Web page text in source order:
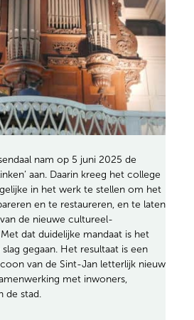
nam op 5 juni 2025 de
aan. Daarin kreeg het college
in het werk te stellen om het
en te restaureren, en te laten
de nieuwe cultureel-
dat duidelijke mandaat is het
gegaan. Het resultaat is een
van de Sint-Jan letterlijk nieuw
met inwoners,
de stad.